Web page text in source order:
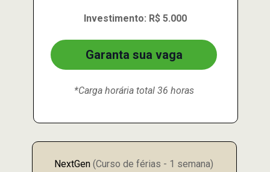
Investimento: R$ 5.000
Garanta sua vaga
*Carga horária total 36 horas
NextGen (Curso de férias - 1 semana)